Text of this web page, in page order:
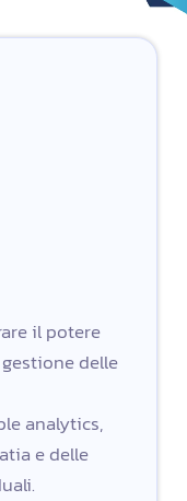
il potere
delle
analytics,
e delle